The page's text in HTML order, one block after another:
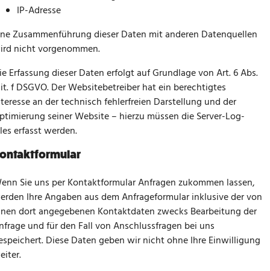
IP-Adresse
Zusammenführung dieser Daten mit anderen Datenquellen
nicht vorgenommen.
Erfassung dieser Daten erfolgt auf Grundlage von Art. 6 Abs.
f DSGVO. Der Websitebetreiber hat ein berechtigtes
an der technisch fehlerfreien Darstellung und der
seiner Website – hierzu müssen die Server-Log-
erfasst werden.
Sie uns per Kontaktformular Anfragen zukommen lassen,
Ihre Angaben aus dem Anfrageformular inklusive der von
dort angegebenen Kontaktdaten zwecks Bearbeitung der
und für den Fall von Anschlussfragen bei uns
Diese Daten geben wir nicht ohne Ihre Einwilligung